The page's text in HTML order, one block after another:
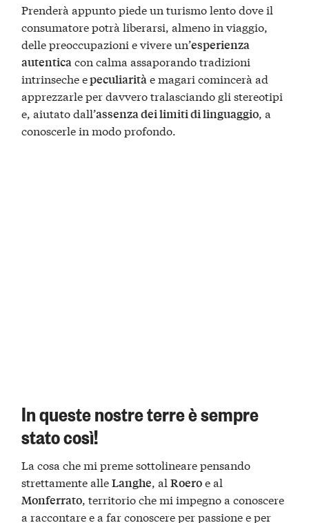
Prenderà appunto piede un turismo lento dove il
consumatore potrà liberarsi, almeno in viaggio,
delle preoccupazioni e vivere un’esperienza
autenticacon calma assaporando tradizioni
intrinseche epeculiaritàe magari comincerà ad
apprezzarle per davvero tralasciando gli stereotipi
e, aiutato dall’assenza dei limiti di linguaggio, a
conoscerle in modo profondo.
In queste nostre terre è sempre
stato così!
La cosa che mi preme sottolineare pensando
strettamente alleLanghe, alRoeroe al
Monferrato, territorio che mi impegno a conoscere
a raccontare e a far conoscere per passione e per